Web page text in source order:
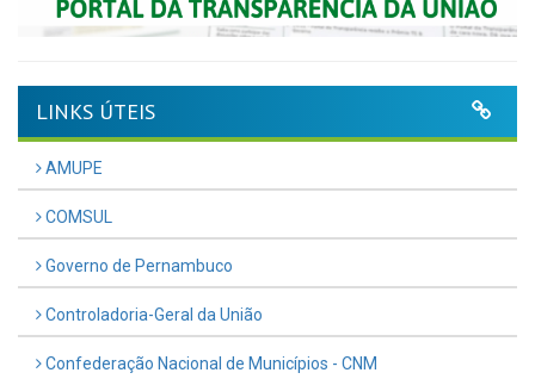
LINKS ÚTEIS
AMUPE
COMSUL
Governo de Pernambuco
Controladoria-Geral da União
Confederação Nacional de Municípios - CNM